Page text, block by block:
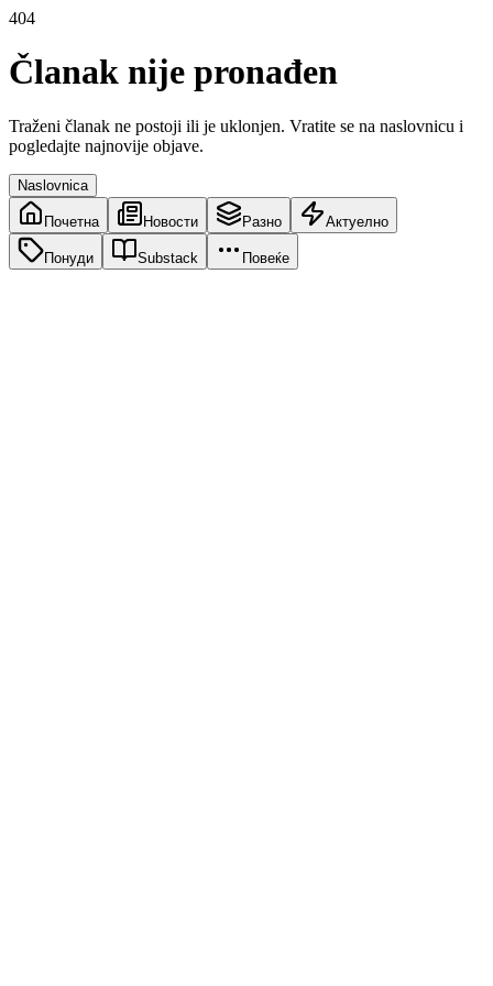
404
Članak nije pronađen
Traženi članak ne postoji ili je uklonjen. Vratite se na naslovnicu i
pogledajte najnovije objave.
Naslovnica
Почетна Новости Разно Актуелно
Понуди Substack Повеќе